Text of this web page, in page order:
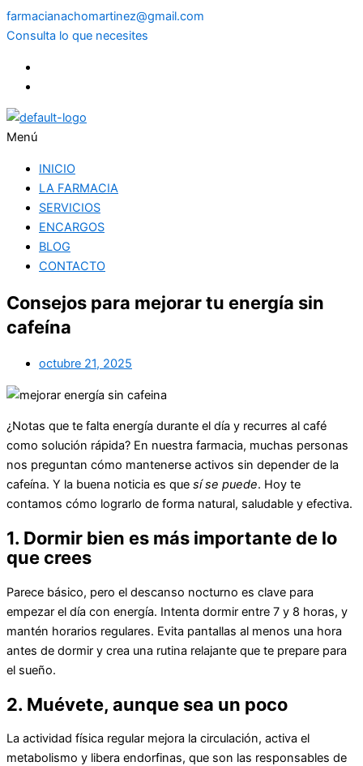
farmacianachomartinez@gmail.com
Consulta lo que necesites
Menú
INICIO
LA FARMACIA
SERVICIOS
ENCARGOS
BLOG
CONTACTO
Consejos para mejorar tu energía sin
cafeína
octubre 21, 2025
¿Notas que te falta energía durante el día y recurres al café
como solución rápida? En nuestra farmacia, muchas personas
nos preguntan cómo mantenerse activos sin depender de la
cafeína. Y la buena noticia es que sí se puede. Hoy te
contamos cómo lograrlo de forma natural, saludable y efectiva.
1. Dormir bien es más importante de lo
que crees
Parece básico, pero el descanso nocturno es clave para
empezar el día con energía. Intenta dormir entre 7 y 8 horas, y
mantén horarios regulares. Evita pantallas al menos una hora
antes de dormir y crea una rutina relajante que te prepare para
el sueño.
2. Muévete, aunque sea un poco
La actividad física regular mejora la circulación, activa el
metabolismo y libera endorfinas, que son las responsables de